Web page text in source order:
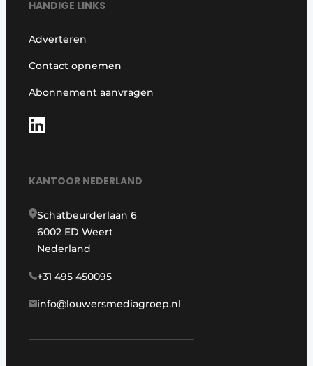
HANDIGE LINKS
Adverteren
Contact opnemen
Abonnement aanvragen
KANTOOR NEDERLAND
Schatbeurderlaan 6
6002 ED Weert
Nederland
+31 495 450095
info@louwersmediagroep.nl